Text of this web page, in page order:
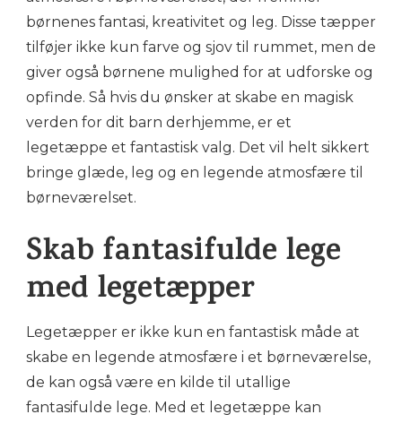
børnenes fantasi, kreativitet og leg. Disse tæpper
tilføjer ikke kun farve og sjov til rummet, men de
giver også børnene mulighed for at udforske og
opfinde. Så hvis du ønsker at skabe en magisk
verden for dit barn derhjemme, er et
legetæppe et fantastisk valg. Det vil helt sikkert
bringe glæde, leg og en legende atmosfære til
børneværelset.
Skab fantasifulde lege
med legetæpper
Legetæpper er ikke kun en fantastisk måde at
skabe en legende atmosfære i et børneværelse,
de kan også være en kilde til utallige
fantasifulde lege. Med et legetæppe kan